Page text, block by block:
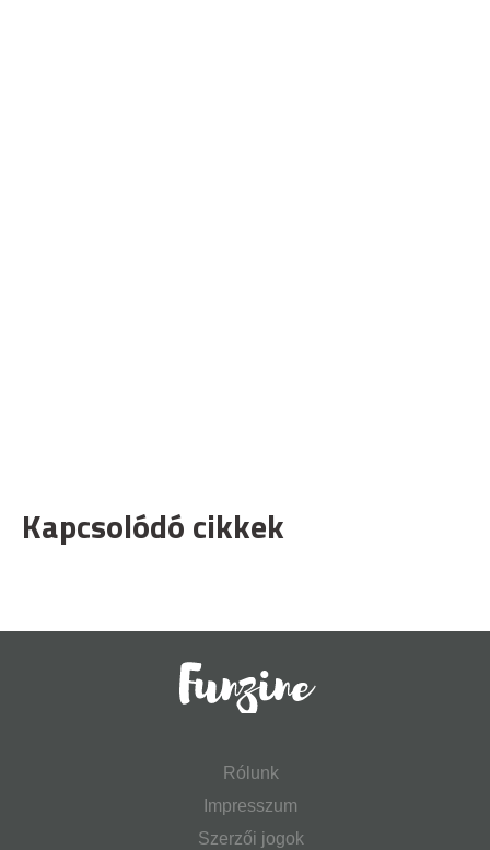
Kapcsolódó cikkek
Rólunk
Impresszum
Szerzői jogok